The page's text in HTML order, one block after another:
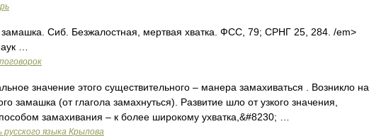
Сиб. Безжалостная, мертвая хватка. ФСС, 79; СРНГ 25, 284. /em>
…
значение этого существительного – манера замахиваться . Возникло на
замашка (от глагола замахнуться). Развитие шло от узкого значения,
замахивания – к более широкому ухватка,&#8230; …
языка Крылова